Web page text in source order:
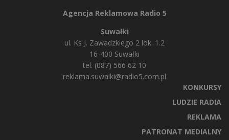
Agencja Reklamowa Radio 5
Suwałki
ul. Ks J. Zawadzkiego 2 lok. 1.2
16-400 Suwałki
tel. (087) 566 62 10
reklama.suwalki@radio5.com.pl
KONKURSY
LUDZIE RADIA
REKLAMA
PATRONAT MEDIALNY